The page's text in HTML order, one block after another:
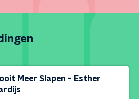
Meer Slapen - Esther